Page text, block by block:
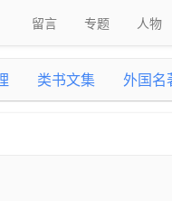
留言 专题 人物
类书文集 外国名